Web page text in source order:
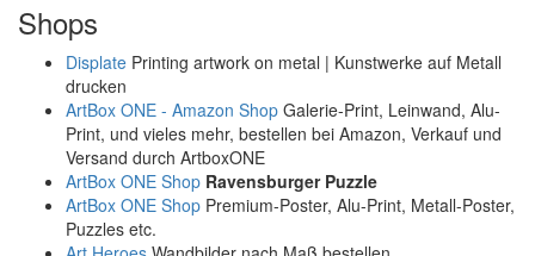
Shops
Displate Printing artwork on metal | Kunstwerke auf Metall
drucken
ArtBox ONE - Amazon Shop Galerie-Print, Leinwand, Alu-
Print, und vieles mehr, bestellen bei Amazon, Verkauf und
Versand durch ArtboxONE
ArtBox ONE Shop Ravensburger Puzzle
ArtBox ONE Shop Premium-Poster, Alu-Print, Metall-Poster,
Puzzles etc.